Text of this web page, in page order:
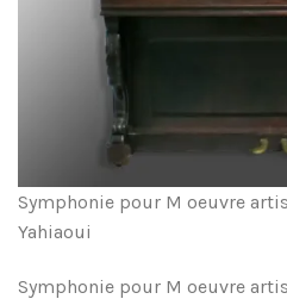
Symphonie pour M oeuvre
Yahiaoui
Symphonie pour M oeuvre